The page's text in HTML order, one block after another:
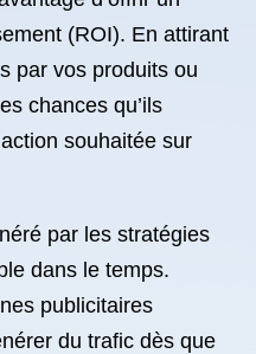
(ROI). En attirant
par vos produits ou
chances qu’ils
souhaitée sur
par les stratégies
dans le temps.
publicitaires
du trafic dès que